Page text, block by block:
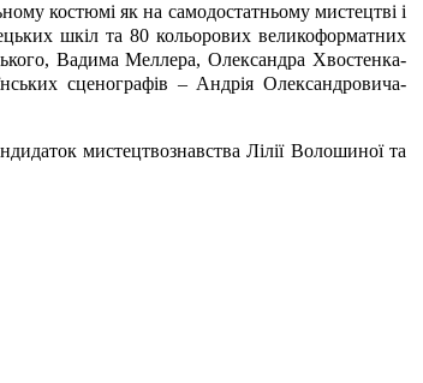
костюмі як на самодостатньому мистецтві і
шкіл та 80 кольорових великоформатних
Вадима Меллера, Олександра Хвостенка-
сценографів – Андрія Олександровича-
мистецтвознавства Лілії Волошиної та